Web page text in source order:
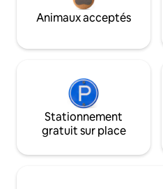
Animaux acceptés
Stationnement
gratuit sur place